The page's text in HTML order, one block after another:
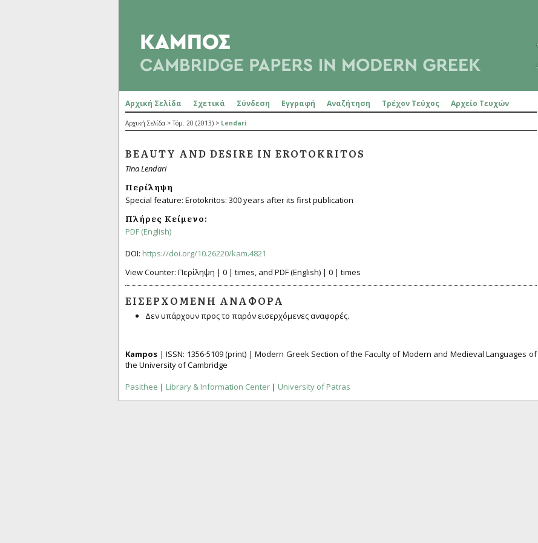
Αρχική Σελίδα Σχετικά Σύνδεση Εγγραφή Αναζήτηση Τρέχον Τεύχος Αρχείο Τευχών
Αρχική Σελίδα >Τόμ. 20 (2013) > Lendari
BEAUTY AND DESIRE IN EROTOKRITOS
Tina Lendari
Περίληψη
Special feature: Erotokritos: 300 years after its first publication
Πλήρες Κείμενο:
PDF (English)
DOI: https://doi.org/10.26220/kam.4821
View Counter: Περίληψη | 0 | times, and PDF (English) | 0 | times
ΕΙΣΕΡΧΌΜΕΝΗ ΑΝΑΦΟΡΆ
Δεν υπάρχουν προς το παρόν εισερχόμενες αναφορές.
Kampos | ISSN: 1356­-5109(print) | Modern Greek Section of the Faculty of Modern and Medieval Languages of
the University of Cambridge
Pasithee | Library & Information Center | University of Patras